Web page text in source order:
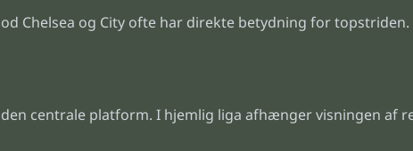
Chelsea og City ofte har direkte betydning for topstriden.
den centrale platform. I hjemlig liga afhænger visningen